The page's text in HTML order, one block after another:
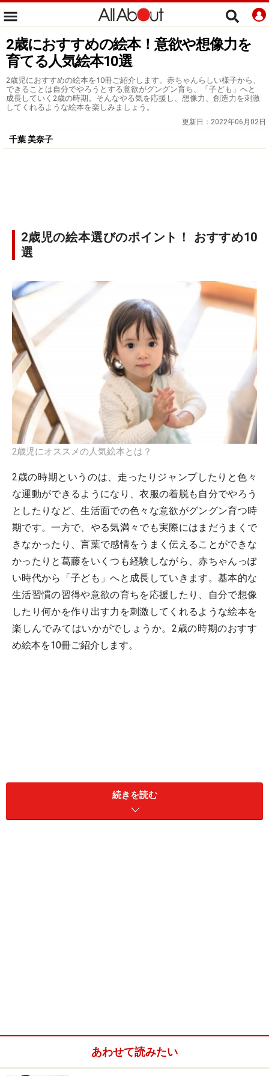
2歳におすすめの絵本！意欲や想像力を
育てる人気絵本10選
2歳児におすすめの絵本を10冊ご紹介します。赤ちゃんらしい様子から、
できることは自分でやろうとする意欲がグングン育ち、「子ども」へと
成長していく2歳の時期。そんなやる気を応援し、想像力、創造力を刺激
してくれるような絵本を楽しみましょう。
更新日： 2022年06月02日
千葉 美奈子
2歳児の絵本選びのポイント！ おすすめ10
選
2歳児にオススメの人気絵本とは？
2歳の時期というのは、走ったりジャンプしたりと色々
な運動ができるようになり、衣服の着脱も自分でやろう
としたりなど、生活面での色々な意欲がグングン育つ時
期です。一方で、やる気満々でも実際にはまだうまくで
きなかったり、言葉で感情をうまく伝えることができな
かったりと葛藤をいくつも経験しながら、赤ちゃんっぽ
い時代から「子ども」へと成長していきます。基本的な
生活習慣の習得や意欲の育ちを応援したり、自分で想像
したり何かを作り出す力を刺激してくれるような絵本を
楽しんでみてはいかがでしょうか。2歳の時期のおすす
め絵本を10冊ご紹介します。
2歳児におすすめの絵本6：『ごめんやさい』
2歳児におすすめの絵本7：『せんろはつづく』
続きを読む
あわせて読みたい